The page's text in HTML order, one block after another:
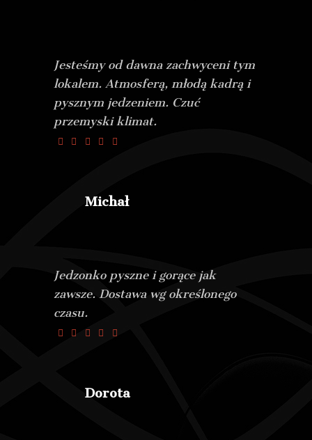
Jesteśmy od dawna zachwyceni tym
lokalem. Atmosferą, młodą kadrą i
pysznym jedzeniem. Czuć
przemyski klimat.
Michał
Jedzonko pyszne i gorące jak
zawsze. Dostawa wg określonego
czasu.
Dorota